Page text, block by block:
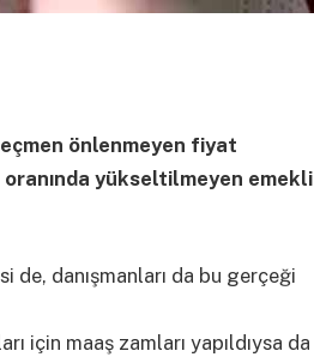
önlenmeyen fiyat
yükseltilmeyen emekli
de, danışmanları da bu gerçeği
için maaş zamları yapıldıysa da